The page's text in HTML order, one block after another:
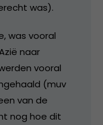
was).
was vooral
naar
vooral
(muv
van de
nog hoe dit